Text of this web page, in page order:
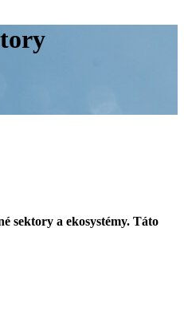
sektory a ekosystémy. Táto